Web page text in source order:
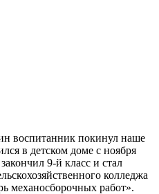
воспитанник покинул наше
в детском доме с ноября
9-й класс и стал
колледжа
механосборочных работ».